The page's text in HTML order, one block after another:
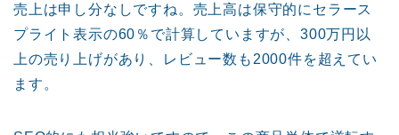
売上は申し分なしですね。売上高は保守的にセラース
プライト表示の60％で計算していますが、300万円以
上の売り上げがあり、レビュー数も2000件を超えてい
ます。